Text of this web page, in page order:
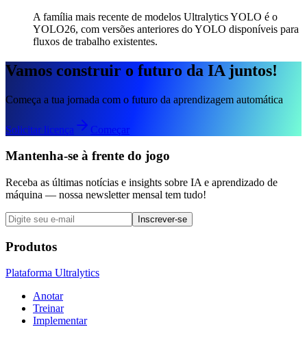
A família mais recente de modelos Ultralytics YOLO é o
YOLO26, com versões anteriores do YOLO disponíveis para
fluxos de trabalho existentes.
Vamos construir o futuro da IA juntos!
Começa a tua jornada com o futuro da aprendizagem automática
Solicitar licença Começar
Mantenha-se à frente do jogo
Receba as últimas notícias e insights sobre IA e aprendizado de
máquina — nossa newsletter mensal tem tudo!
Inscrever-se
Produtos
Plataforma Ultralytics
Anotar
Treinar
Implementar